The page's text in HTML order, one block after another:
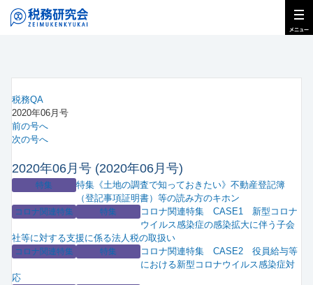
税務QA
2020年06月号
前の号へ
次の号へ
2020年06月号 (2020年06月号)
特集
特集《土地の調査で知っておきたい》不動産登記簿
（登記事項証明書）等の読み方のキホン
コロナ関連特集 特集
コロナ関連特集 CASE1 新型コロナ
ウイルス感染症の感染拡大に伴う子会
社等に対する支援に係る法人税の取扱い
コロナ関連特集 特集
コロナ関連特集 CASE2 役員給与等
における新型コロナウイルス感染症対
応